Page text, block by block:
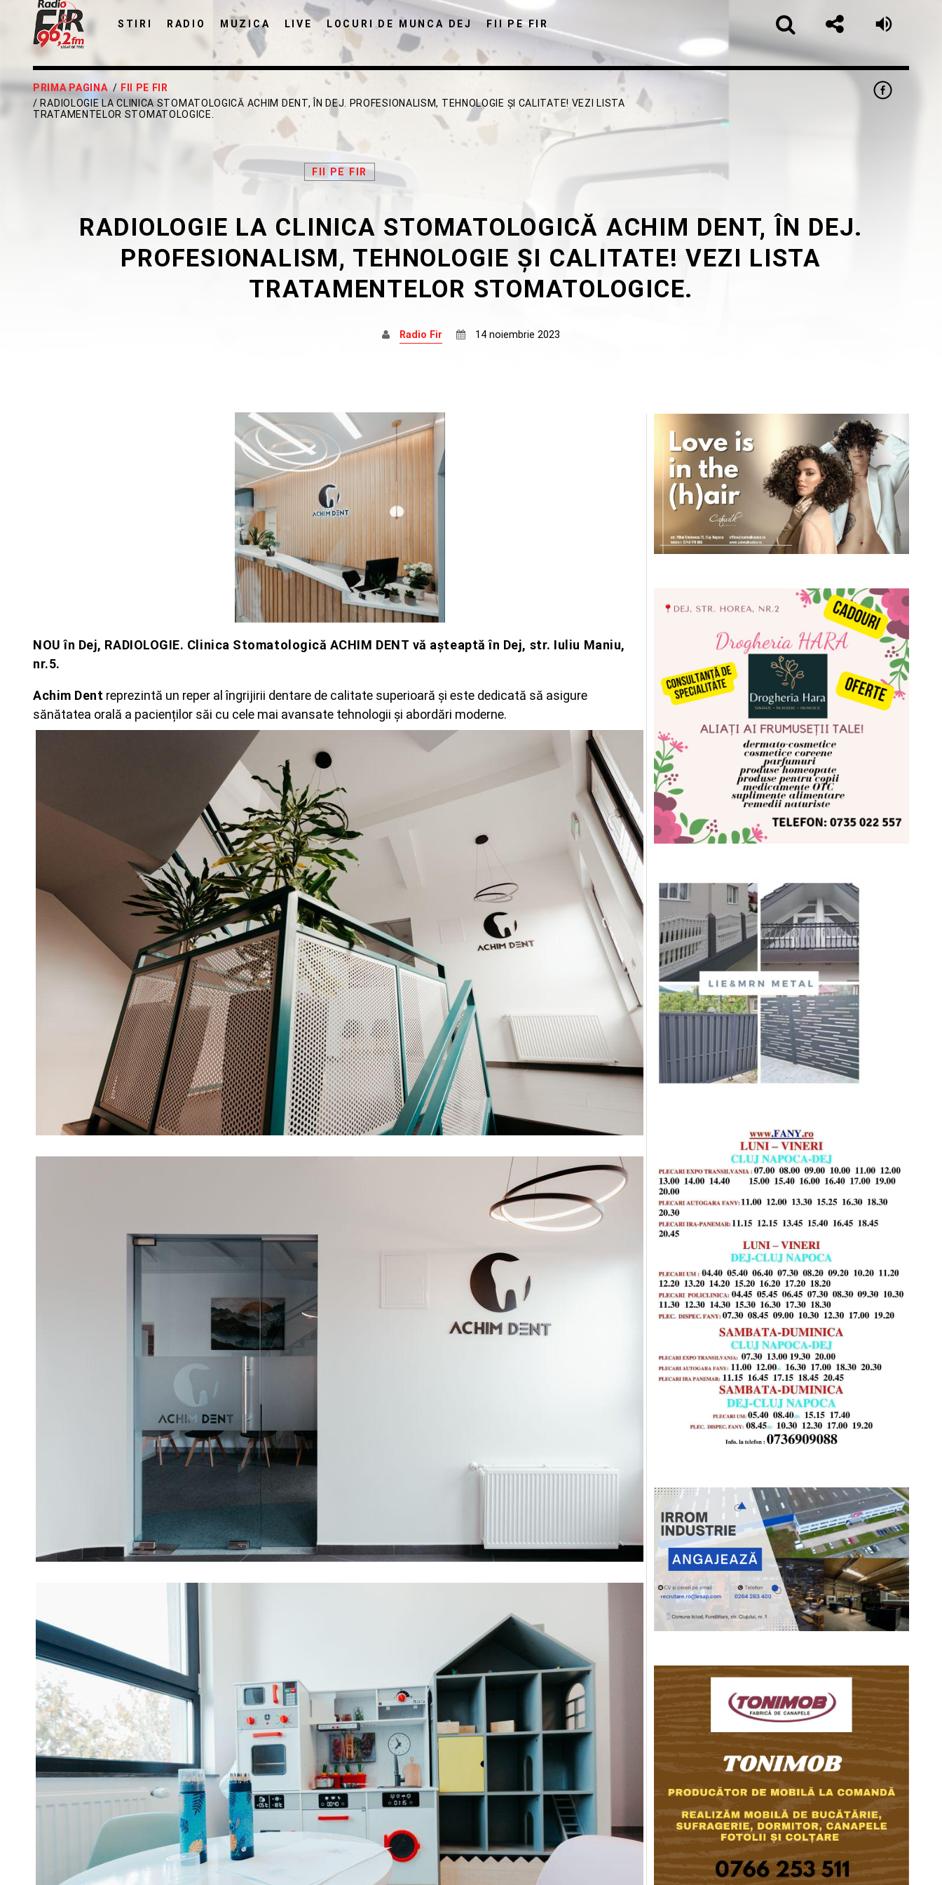
STIRI RADIO MUZICA LIVE LOCURI DE MUNCA DEJ FII PE FIR
CAUTA IN SITE:
DISTRIBUIE PAGINA PE:
Twitter Facebook Pinterest Whatsapp
PRIMA PAGINA / FII PE FIR
/ RADIOLOGIE LA CLINICA STOMATOLOGICĂ ACHIM DENT, ÎN DEJ. PROFESIONALISM, TEHNOLOGIE ȘI CALITATE! VEZI LISTA
TRATAMENTELOR STOMATOLOGICE.
FII PE FIR
RADIOLOGIE LA CLINICA STOMATOLOGICĂ ACHIM DENT, ÎN DEJ.
PROFESIONALISM, TEHNOLOGIE ȘI CALITATE! VEZI LISTA
TRATAMENTELOR STOMATOLOGICE.
Radio Fir 14 noiembrie 2023
NOU în Dej, RADIOLOGIE. Clinica Stomatologică ACHIM DENT vă așteaptă în Dej, str. Iuliu Maniu,
nr.5.
Achim Dent reprezintă un reper al îngrijirii dentare de calitate superioară și este dedicată să asigure
sănătatea orală a pacienților săi cu cele mai avansate tehnologii și abordări moderne.